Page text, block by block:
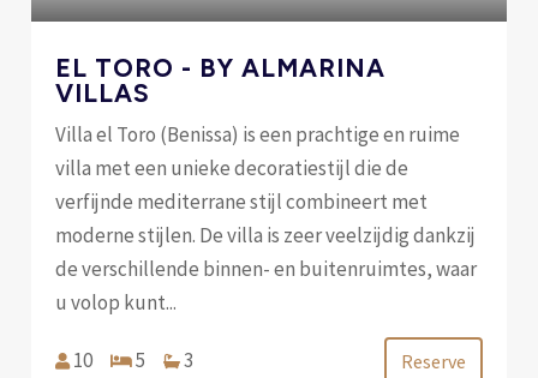
EL TORO - BY ALMARINA
VILLAS
Villa el Toro (Benissa) is een prachtige en ruime
villa met een unieke decoratiestijl die de
verfijnde mediterrane stijl combineert met
moderne stijlen. De villa is zeer veelzijdig dankzij
de verschillende binnen- en buitenruimtes, waar
u volop kunt...
10 5 3 Reserve